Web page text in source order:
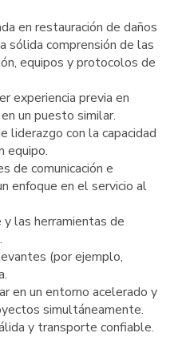
en restauración de daños
sólida comprensión de las
equipos y protocolos de
experiencia previa en
un puesto similar.
liderazgo con la capacidad
equipo.
de comunicación e
enfoque en el servicio al
las herramientas de
(por ejemplo,
en un entorno acelerado y
simultáneamente.
y transporte confiable.